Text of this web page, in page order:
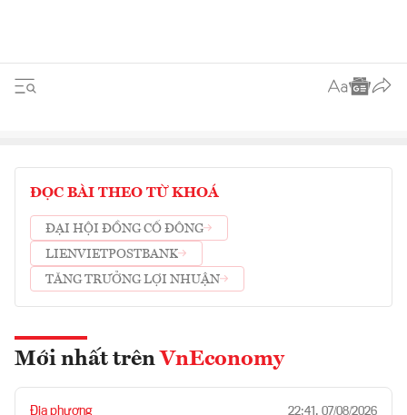
ĐỌC BÀI THEO TỪ KHOÁ
ĐẠI HỘI ĐỒNG CỔ ĐÔNG
LIENVIETPOSTBANK
TĂNG TRƯỞNG LỢI NHUẬN
Mới nhất trên VnEconomy
Địa phương 22:41, 07/08/2026